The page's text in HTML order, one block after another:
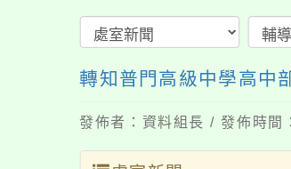
轉知普門高級中學高中
發佈者：資料組長 / 發佈時